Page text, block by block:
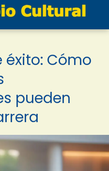
éxito: Cómo
pueden